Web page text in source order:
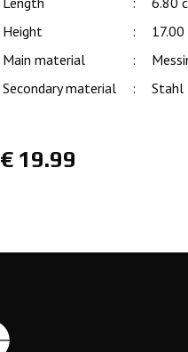
Height
:
17.00
Main material
:
Secondary material
: Stahl
€ 19.99